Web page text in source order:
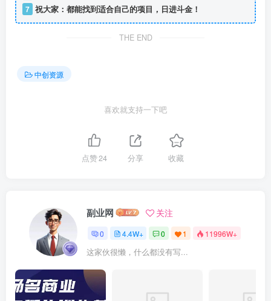
7 祝大家：都能找到适合自己的项目，日进斗金！
THE END
中创资源
喜欢就支持一下吧
点赞24 分享 收藏
副业网 关注
0 4.4W+ 0 1 11996W+
这家伙很懒，什么都没有写...